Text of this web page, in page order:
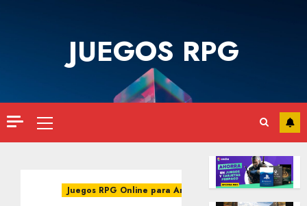
JUEGOS RPG
Menú
principal
Juegos RPG Online para Android